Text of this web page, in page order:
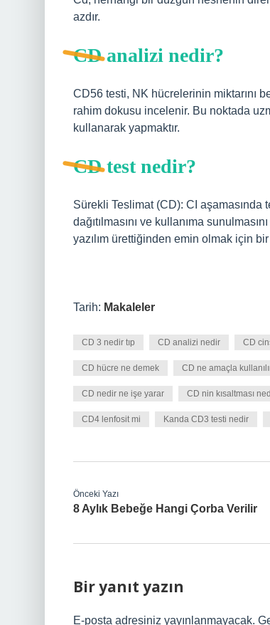
azdır.
CD analizi nedir?
CD56 testi, NK hücrelerinin miktarını
rahim dokusu incelenir. Bu noktada
kullanarak yapmaktır.
CD test nedir?
Sürekli Teslimat (CD): CI
dağıtılmasını ve kullanıma
yazılım ürettiğinden emin olmak için bir
Tarih: Makaleler
CD 3 nedir tıp CD analizi nedir CD
CD hücre ne demek CD ne amaçla
CD nedir ne işe yarar CD nin kısaltması
CD4 lenfosit mi Kanda CD3 testi nedir
Önceki Yazı
8 Aylık Bebeğe Hangi Çorba Verilir
Bir yanıt yazın
E-posta adresiniz yayınlanmayacak.